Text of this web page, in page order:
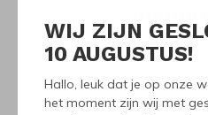
WIJ ZIJN
10 AUGUSTUS!
Hallo, leuk dat je op onze
het moment zijn wij met
Ontvang de nieuwste